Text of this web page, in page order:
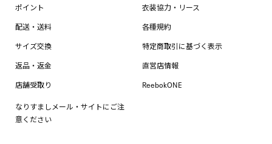
ポイント
配送・送料
サイズ交換
返品・返金
店舗受取り
なりすましメール・サイトにご注
意ください
衣装協力・リース
各種規約
特定商取引に基づく表示
直営店情報
ReebokONE